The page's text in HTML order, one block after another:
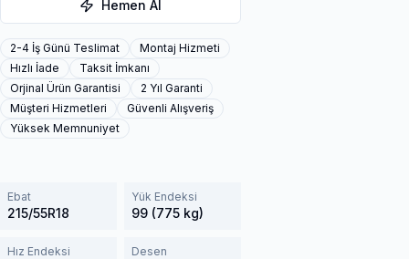
Hemen Al
2-4 İş Günü Teslimat
Montaj Hizmeti
Hızlı İade
Taksit İmkanı
Orjinal Ürün Garantisi
2 Yıl Garanti
Müşteri Hizmetleri
Güvenli Alışveriş
Yüksek Memnuniyet
Ebat
215/55R18
Yük Endeksi
99 (775 kg)
Hız Endeksi Desen